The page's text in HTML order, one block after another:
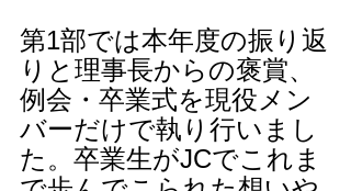
第1部では本年度の振り返
りと理事長からの褒賞、
例会・卒業式を現役メン
バーだけで執り行いまし
た。卒業生がJCでこれま